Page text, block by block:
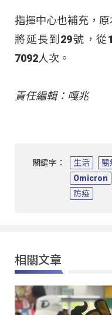
指揮中心也補充，
將延長到29號，從
7092人次。
責任編輯：嘎兆
關鍵字： 生活 醫
Omicron
防疫
相關文章